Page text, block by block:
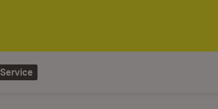
Service